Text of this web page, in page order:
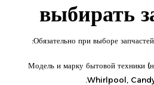
выбирать
Обязательно при выборе
Модель и марку бытовой техники
Whirlpool,